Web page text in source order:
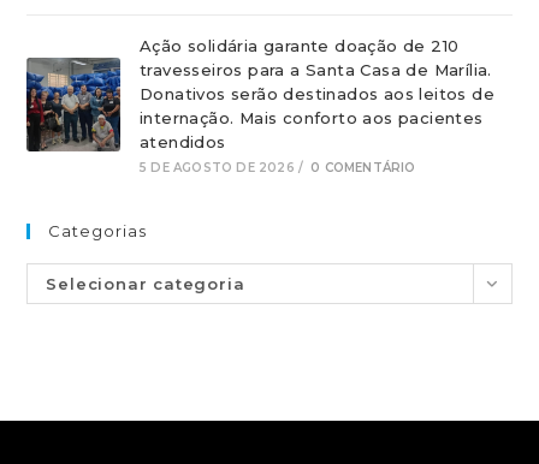
Ação solidária garante doação de 210
travesseiros para a Santa Casa de Marília.
Donativos serão destinados aos leitos de
internação. Mais conforto aos pacientes
atendidos
5 DE AGOSTO DE 2026 / 0 COMENTÁRIO
Categorias
Selecionar categoria